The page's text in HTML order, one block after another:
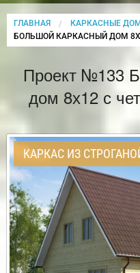
ГЛАВНАЯ
КАРКАСНЫЕ
CURRENT:
БОЛЬШОЙ КАРКАСНЫЙ ДОМ
Проект №133
дом 8х12 с
КАРКАС ИЗ